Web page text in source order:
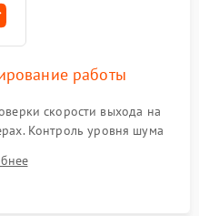
работы
скорости выхода на
Контроль уровня шума
стенок и корректного
оттайки.